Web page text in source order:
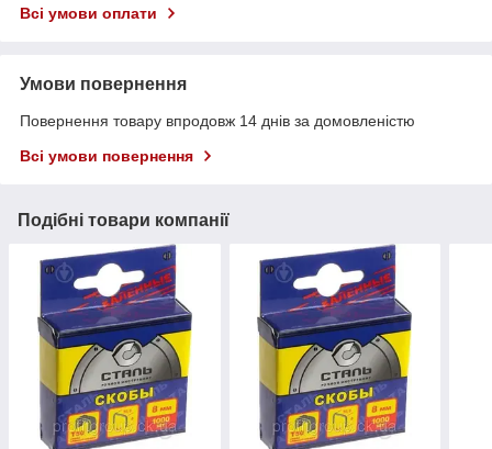
Всі умови оплати
Умови повернення
Повернення товару впродовж 14 днів за домовленістю
Всі умови повернення
Подібні товари компанії